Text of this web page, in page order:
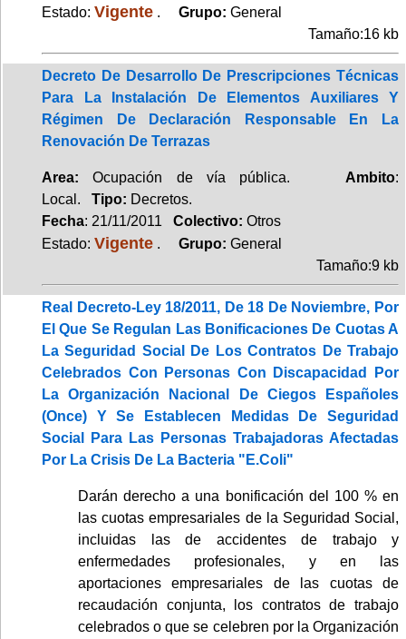
Estado: Vigente . Grupo: General
Tamaño:16 kb
Decreto De Desarrollo De Prescripciones Técnicas
Para La Instalación De Elementos Auxiliares Y
Régimen De Declaración Responsable En La
Renovación De Terrazas
Area: Ocupación de vía pública. Ambito:
Local. Tipo: Decretos.
Fecha: 21/11/2011 Colectivo: Otros
Estado: Vigente . Grupo: General
Tamaño:9 kb
Real Decreto-Ley 18/2011, De 18 De Noviembre, Por
El Que Se Regulan Las Bonificaciones De Cuotas A
La Seguridad Social De Los Contratos De Trabajo
Celebrados Con Personas Con Discapacidad Por
La Organización Nacional De Ciegos Españoles
(Once) Y Se Establecen Medidas De Seguridad
Social Para Las Personas Trabajadoras Afectadas
Por La Crisis De La Bacteria "E.Coli"
Darán derecho a una bonificación del 100 % en
las cuotas empresariales de la Seguridad Social,
incluidas las de accidentes de trabajo y
enfermedades profesionales, y en las
aportaciones empresariales de las cuotas de
recaudación conjunta, los contratos de trabajo
celebrados o que se celebren por la Organización